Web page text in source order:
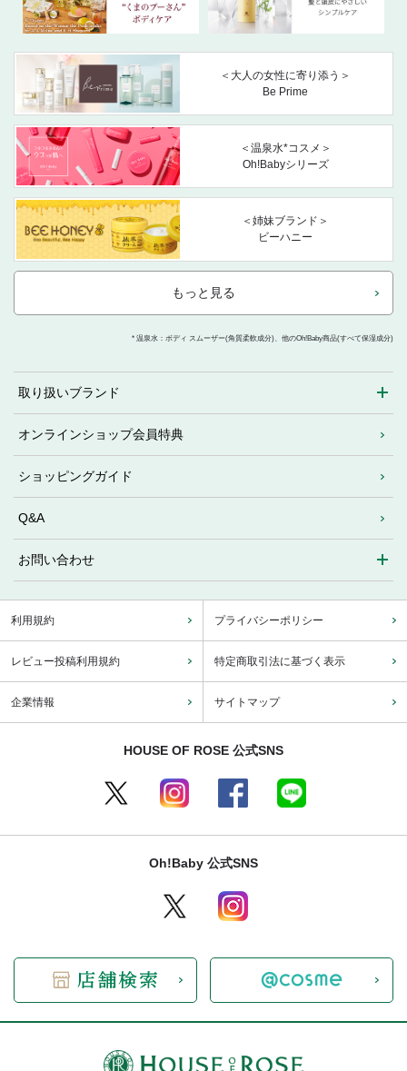
＜大人の女性に寄り添う＞
Be Prime
＜温泉水*コスメ＞
Oh!Babyシリーズ
＜姉妹ブランド＞
ビーハニー
もっと見る
* 温泉水：ボディ スムーザー(角質柔軟成分)、他のOh!Baby商品(すべて保湿成分)
取り扱いブランド
オンラインショップ会員特典
ショッピングガイド
Q&A
お問い合わせ
利用規約 プライバシーポリシー
レビュー投稿利用規約 特定商取引法に基づく表示
企業情報 サイトマップ
HOUSE OF ROSE 公式SNS
Oh!Baby 公式SNS